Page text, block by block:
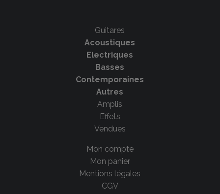
Guitares
Acoustiques
Electriques
Basses
Contemporaines
Autres
Amplis
Effets
Vendues
Mon compte
Mon panier
Mentions légales
CGV